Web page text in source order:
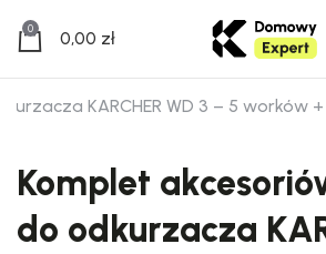
0 0,00 zł
KARCHER WD 3 – 5 worków
Komplet
do odkurzacza